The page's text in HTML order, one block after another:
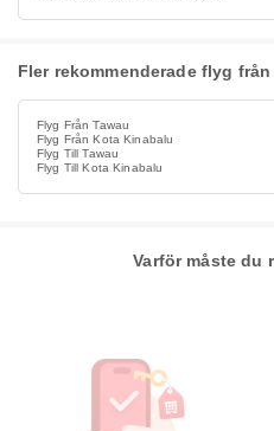
Fler rekommenderade flyg
Flyg Från Tawau
Flyg Från Kota Kinabalu
Flyg Till Tawau
Flyg Till Kota Kinabalu
Varför måste du